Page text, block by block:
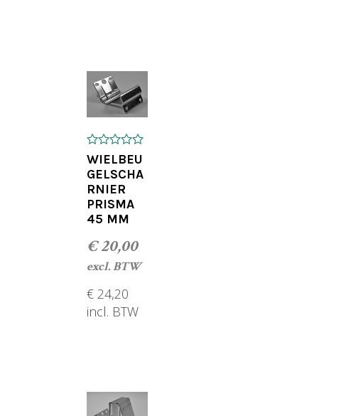
0
o
u
t
o
f
5
WIELBEU
GELSCHA
RNIER
PRISMA
45 MM
€20,00
excl. BTW
€24,20
incl. BTW